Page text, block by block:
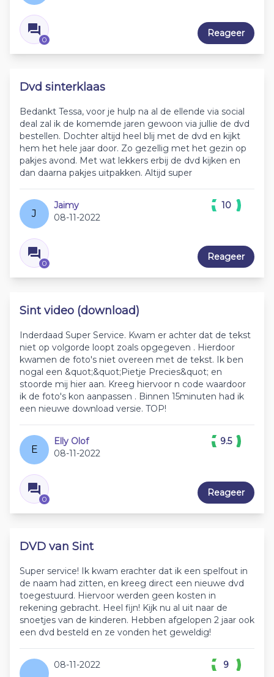
0
Reageer
Dvd sinterklaas
Bedankt Tessa, voor je hulp na al de ellende via social
deal zal ik de komemde jaren gewoon via jullie de dvd
bestellen. Dochter altijd heel blij met de dvd en kijkt
hem het hele jaar door. Zo gezellig met het gezin op
pakjes avond. Met wat lekkers erbij de dvd kijken en
dan daarna pakjes uitpakken. Altijd super
J
Jaimy
08-11-2022
0
10
Reageer
Sint video (download)
Inderdaad Super Service. Kwam er achter dat de tekst
niet op volgorde loopt zoals opgegeven . Hierdoor
kwamen de foto's niet overeen met de tekst. Ik ben
nogal een &quot;&quot;Pietje Precies&quot; en
stoorde mij hier aan. Kreeg hiervoor n code waardoor
ik de foto's kon aanpassen . Binnen 15minuten had ik
een nieuwe download versie. TOP!
E
Elly Olof
08-11-2022
0
9.5
Reageer
DVD van Sint
Super service! Ik kwam erachter dat ik een spelfout in
de naam had zitten, en kreeg direct een nieuwe dvd
toegestuurd. Hiervoor werden geen kosten in
rekening gebracht. Heel fijn! Kijk nu al uit naar de
snoetjes van de kinderen. Hebben afgelopen 2 jaar ook
een dvd besteld en ze vonden het geweldig!
08-11-2022 9